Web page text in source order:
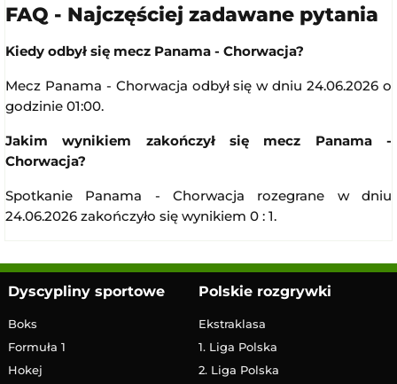
FAQ - Najczęściej zadawane pytania
Kiedy odbył się mecz Panama - Chorwacja?
Mecz Panama - Chorwacja odbył się w dniu 24.06.2026 o
godzinie 01:00.
Jakim wynikiem zakończył się mecz Panama -
Chorwacja?
Spotkanie Panama - Chorwacja rozegrane w dniu
24.06.2026 zakończyło się wynikiem 0 : 1.
Dyscypliny sportowe
Boks
Formuła 1
Hokej
Polskie rozgrywki
Ekstraklasa
1. Liga Polska
2. Liga Polska